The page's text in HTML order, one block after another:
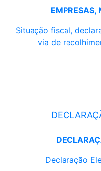
EMPRESAS,
Situação fiscal,
via de
Declaração